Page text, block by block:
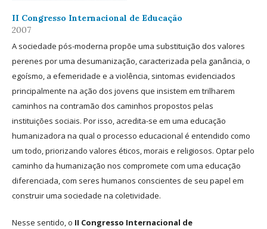
II Congresso Internacional de Educação
2007
A sociedade pós-moderna propõe uma substituição dos valores
perenes por uma desumanização, caracterizada pela ganância, o
egoísmo, a efemeridade e a violência, sintomas evidenciados
principalmente na ação dos jovens que insistem em trilharem
caminhos na contramão dos caminhos propostos pelas
instituições sociais. Por isso, acredita-se em uma educação
humanizadora na qual o processo educacional é entendido como
um todo, priorizando valores éticos, morais e religiosos. Optar pelo
caminho da humanização nos compromete com uma educação
diferenciada, com seres humanos conscientes de seu papel em
construir uma sociedade na coletividade.
Nesse sentido, o II Congresso Internacional de